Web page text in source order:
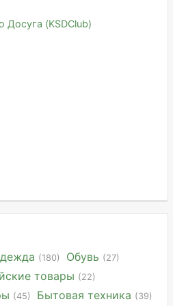
Досуга (KSDClub)
(180) Обувь (27)
товары (22)
(45) Бытовая техника (39)